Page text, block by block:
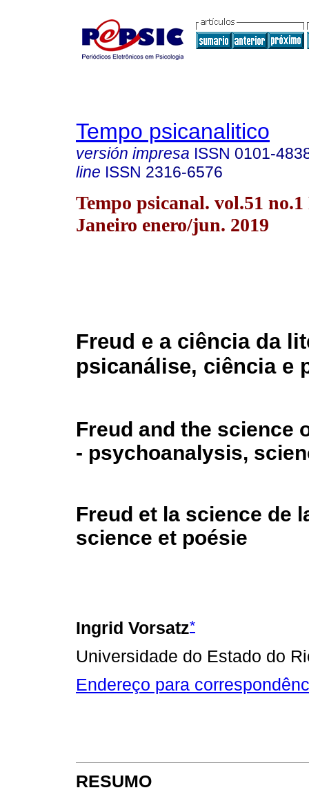
Tempo psicanalitico
versión impresa ISSN 0101-
line ISSN 2316-6576
Tempo psicanal. vol.51 no.1
Janeiro enero/jun. 2019
Freud e a ciência da
psicanálise, ciência e
Freud and the science
- psychoanalysis,
Freud et la science de
science et poésie
Ingrid Vorsatz*
Universidade do Estado do
Endereço para
RESUMO